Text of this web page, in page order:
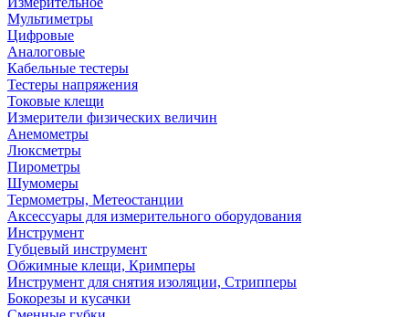
Мультиметры
Цифровые
Аналоговые
Кабельные тестеры
Тестеры напряжения
Токовые клещи
Измерители физических величин
Анемометры
Люксметры
Пирометры
Шумомеры
Термометры, Метеостанции
Аксессуары для измерительного оборудования
Инструмент
Губцевый инструмент
Обжимные клещи, Кримперы
Инструмент для снятия изоляции, Стрипперы
Бокорезы и кусачки